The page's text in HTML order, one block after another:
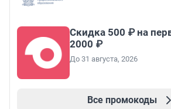
Скидка 500 ₽ на
2000 ₽
До 31 августа, 2026
Все промокоды